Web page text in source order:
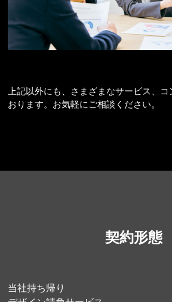
上記以外にも、さまざまなサービス、
おります。お気軽にご相談ください。
契約形態
当社持ち帰り